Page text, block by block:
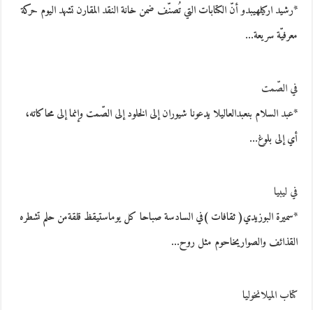
*رشيد اركيلهيبدو أنّ الكتابات التي تُصنّف ضمن خانة النقد المقارن تشهد اليوم حركة
معرفيّة سريعة…
في الصّمت
*عبد السلام بنعبدالعاليلا يدعونا شيوران إلى الخلود إلى الصّمت وإنما إلى محاكاته،
أي إلى بلوغ…
في ليبيا
*سميرة البوزيدي( ثقافات )في السادسة صباحا كل يوماستيقظ قلقةمن حلم تشطره
القذائف والصواريخاحوم مثل روح…
كتاب الميلانخوليا